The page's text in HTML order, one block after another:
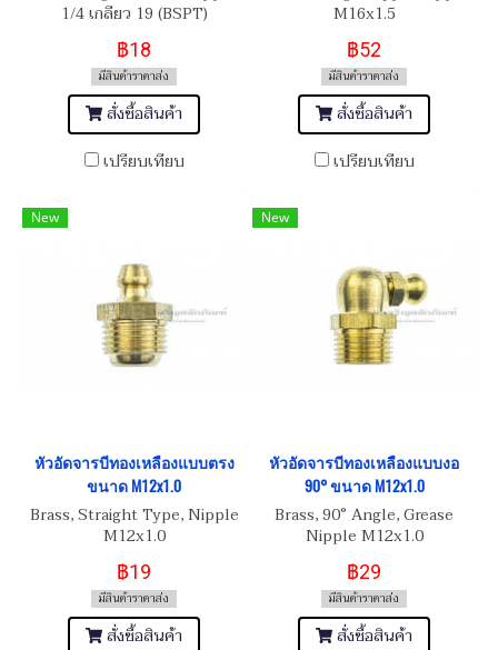
1/4 เกลียว 19 (BSPT)
฿18
มีสินค้าราคาส่ง
สั่งซื้อสินค้า
เปรียบเทียบ
M16x1.5
฿52
มีสินค้าราคาส่ง
สั่งซื้อสินค้า
เปรียบเทียบ
New
หัวอัดจารบีทองเหลืองแบบตรง
ขนาด M12x1.0
Brass, Straight Type, Nipple
M12x1.0
฿19
มีสินค้าราคาส่ง
สั่งซื้อสินค้า
New
หัวอัดจารบีทองเหลืองแบบงอ
90° ขนาด M12x1.0
Brass, 90° Angle, Grease
Nipple M12x1.0
฿29
มีสินค้าราคาส่ง
สั่งซื้อสินค้า